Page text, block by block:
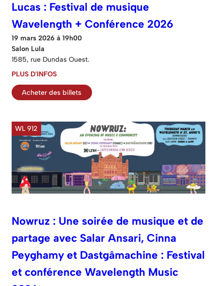
Lucas : Festival de musique
Wavelength + Conférence 2026
19 mars 2026 à 19h00
Salon Lula
1585, rue Dundas Ouest.
PLUS D'INFOS
Acheter des billets
WL 912
Nowruz : Une soirée de musique et de
partage avec Salar Ansari, Cinna
Peyghamy et Dastgâmachine : Festival
et conférence Wavelength Music